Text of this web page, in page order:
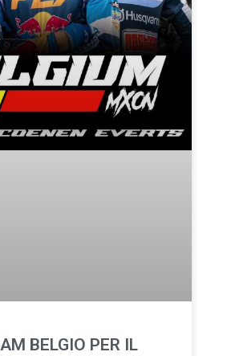
BELGIO PER IL